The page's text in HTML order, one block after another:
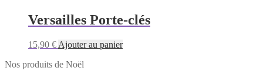
Versailles Porte-clés
15,90 € Ajouter au panier
Nos produits de Noël